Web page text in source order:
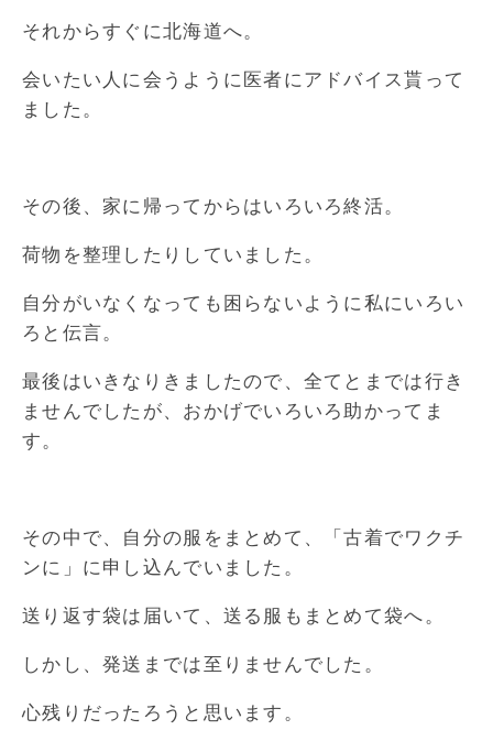
それからすぐに北海道へ。
会いたい人に会うように医者にアドバイス貰って
ました。
その後、家に帰ってからはいろいろ終活。
荷物を整理したりしていました。
自分がいなくなっても困らないように私にいろい
ろと伝言。
最後はいきなりきましたので、全てとまでは行き
ませんでしたが、おかげでいろいろ助かってま
す。
その中で、自分の服をまとめて、「古着でワクチ
ンに」に申し込んでいました。
送り返す袋は届いて、送る服もまとめて袋へ。
しかし、発送までは至りませんでした。
心残りだったろうと思います。